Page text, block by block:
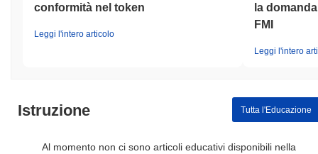
conformità nel token
Leggi l'intero articolo
la
FMI
Leggi l'intero
Istruzione Tutta l'Educazione
Al momento non ci sono articoli educativi disponibili nella